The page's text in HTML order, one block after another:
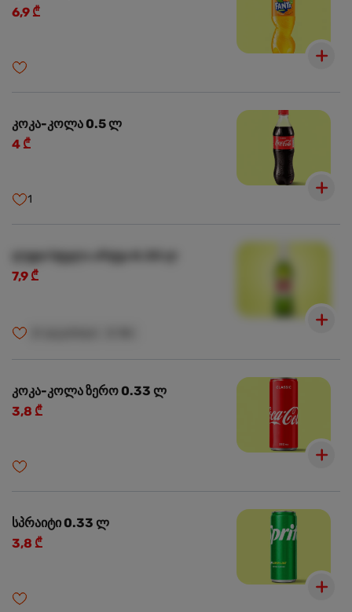
6,9 ₾
კოკა-კოლა 0.5 ლ
4 ₾
1
ლუდი სტელა არტუა 0.33 ლ
7,9 ₾
კოკა-კოლა ზერო 0.33 ლ
3,8 ₾
სპრაიტი 0.33 ლ
3,8 ₾